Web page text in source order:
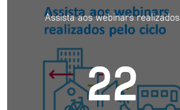
Assista aos webinars realizados
22